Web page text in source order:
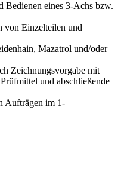
Bedienen eines 3-Achs bzw.
von Einzelteilen und
Mazatrol und/oder
Zeichnungsvorgabe mit
und abschließende
Aufträgen im 1-